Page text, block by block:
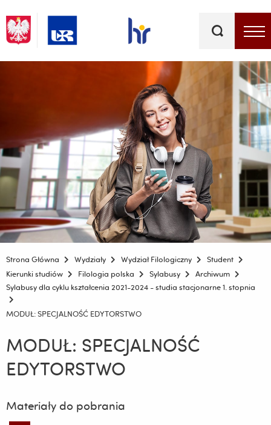
kluczowe
Strona Główna Wydziały Wydział Filologiczny
Student
Kierunki studiów
Filologia polska Sylabusy
Archiwum
Sylabusy dla cyklu kształcenia 2021-2024 - studia stacjonarne 1. stopnia
MODUŁ: SPECJALNOŚĆ EDYTORSTWO
MODUŁ: SPECJALNOŚĆ
EDYTORSTWO
Materiały do pobrania